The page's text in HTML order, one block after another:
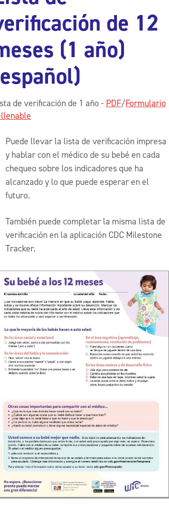
de 12
(1 año)
de verificación de 1 año - PDF/Formulario
Puede llevar la lista de verificación impresa
y hablar con el médico de su bebé en cada
chequeo sobre los indicadores que ha
alcanzado y lo que puede esperar en el
futuro.
También puede completar la misma lista de
verificación en la aplicación CDC Milestone
Tracker.